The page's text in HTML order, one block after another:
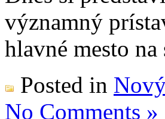
významný
hlavné mesto
Posted in
No Comments »